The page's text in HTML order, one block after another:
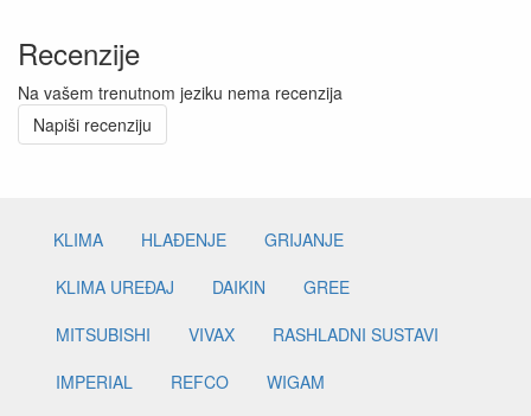
Recenzije
Na vašem trenutnom jeziku nema recenzija
Napiši recenziju
KLIMA HLAĐENJE
GRIJANJE
KLIMA UREĐAJ
DAIKIN
GREE
MITSUBISHI
VIVAX
RASHLADNI SUSTAVI
IMPERIAL
REFCO
WIGAM